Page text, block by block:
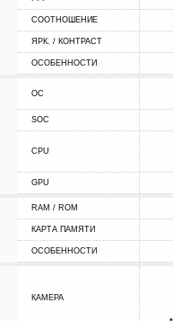
СООТНОШЕНИЕ
ЯРК. / КОНТРАСТ
ОСОБЕННОСТИ
ОС
SOC
CPU
GPU
RAM / ROM
КАРТА ПАМЯТИ
ОСОБЕННОСТИ
КАМЕРА